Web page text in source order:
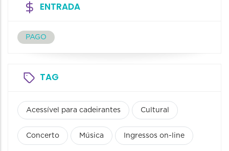
ENTRADA
PAGO
TAG
Acessível para cadeirantes Cultural
Concerto Música Ingressos on-line